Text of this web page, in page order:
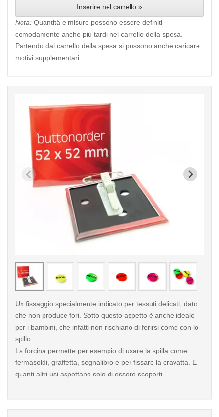
Inserire nel carrello »
Nota: Quantità e misure possono essere definiti
comodamente anche più tardi nel carrello della spesa.
Partendo dal carrello della spesa si possono anche caricare
motivi supplementari.
< /picture>
Un fissaggio specialmente indicato per tessuti delicati, dato
che non produce fori. Sotto questo aspetto è anche ideale
per i bambini, che infatti non rischiano di ferirsi come con lo
spillo.
La forcina permette per esempio di usare la spilla come
fermasoldi, graffetta, segnalibro e per fissare la cravatta. E
quanti altri usi aspettano solo di essere scoperti.